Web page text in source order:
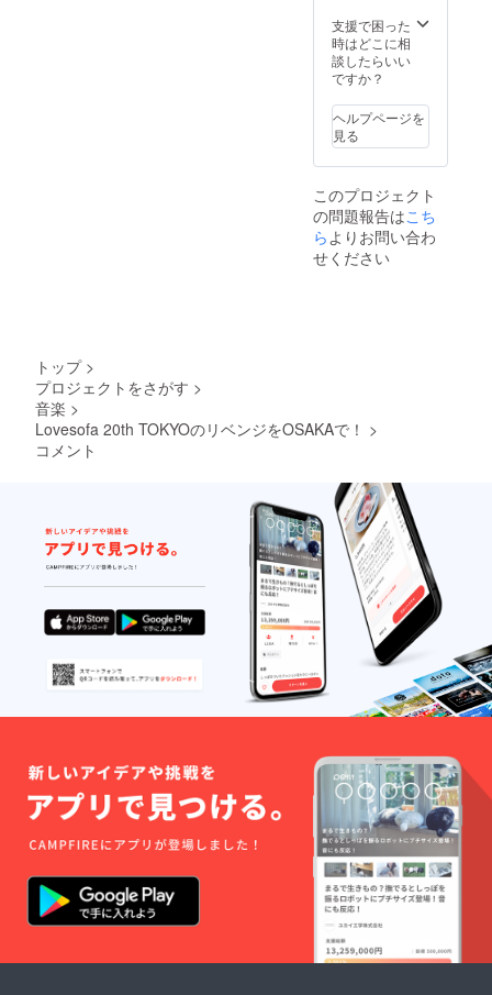
で800円
で販売
予定に
なりま
ポーチ
はライ
ブ会場
で1000
売予定
になり
ます。
（プラ
イベー
トレッ
スン）
体験い
ただけ
ます。
＜リ
アイテ
ム＞ ・
お礼の
メッ
セージ
sary
DVD ・
Love
sofa
キーホ
ルダー
・Love
sofa
ポーチ
・サン
デート
レーニ
ング参
加券（3
み ＊
DVDは
ライブ
会場で
2500円
で販売
予定に
なりま
す。 ＊
キーホ
はライ
支援で困った
時はどこに相
談したらいい
ですか？
ヘルプページを
見る
このプロジェクト
の問題報告はこち
ら よりお問い合わ
せください
トップ >
プロジェクトをさがす >
音楽 >
Lovesofa 20th TOKYOのリベンジをOSAKAで！ >
コメント